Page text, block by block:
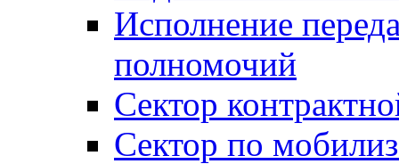
Исполнение
полномочий
Сектор
Сектор по